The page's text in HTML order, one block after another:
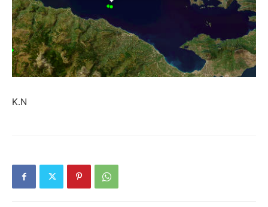
Κ.Ν